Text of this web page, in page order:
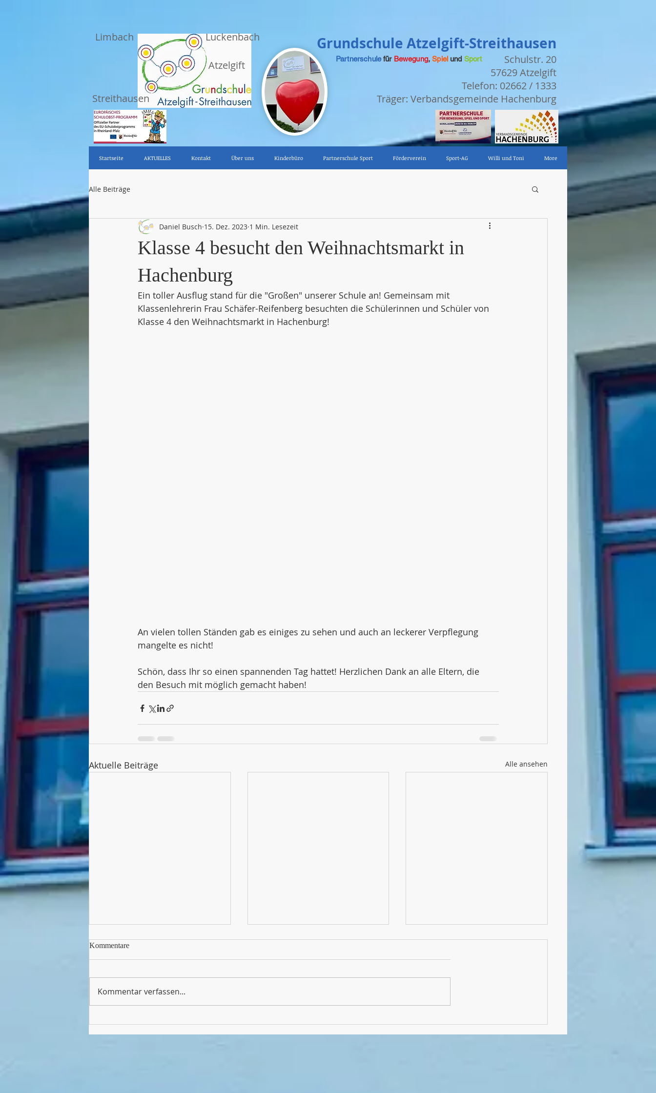
Limbach
Streithausen
Grundschule Atzelgift-Streithausen
Schulstr. 20
57629 Atzelgift
Telefon: 02662 / 1333
Träger: Verbandsgemeinde Hachenburg
Luckenbach
Atzelgift Partnerschulefür Bewegung,Spiel und Sport
Startseite AKTUELLES Kontakt Über uns Kinderbüro Partnerschule Sport Förderverein Sport-AG Willi und Toni More
Alle Beiträge
Klasse 4 besucht den Weihnachtsmarkt in
Hachenburg
Daniel Busch 15. Dez. 2023 1 Min. Lesezeit
Ein toller Ausflug stand für die "Großen" unserer Schule an! Gemeinsam mit
Klassenlehrerin Frau Schäfer-Reifenberg besuchten die Schülerinnen und Schüler von
Klasse 4 den Weihnachtsmarkt in Hachenburg!
An vielen tollen Ständen gab es einiges zu sehen und auch an leckerer Verpflegung
mangelte es nicht!
Schön, dass Ihr so einen spannenden Tag hattet! Herzlichen Dank an alle Eltern, die
den Besuch mit möglich gemacht haben!
Aktuelle Beiträge Alle ansehen
Kommentare
Kommentar verfassen...